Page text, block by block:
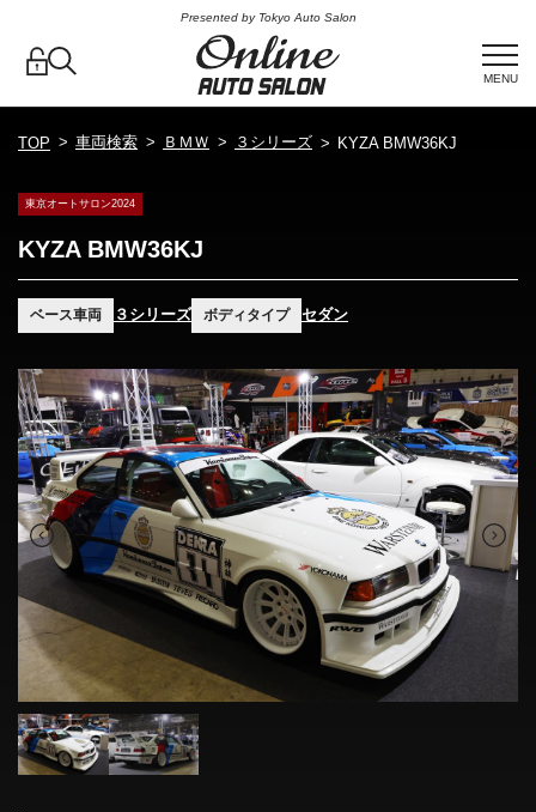
Presented by Tokyo Auto Salon
MENU
TOP 車両検索 ＢＭＷ ３シリーズ KYZA BMW36KJ
東京オートサロン2024
KYZA BMW36KJ
ベース車両 ３シリーズ ボディタイプ セダン